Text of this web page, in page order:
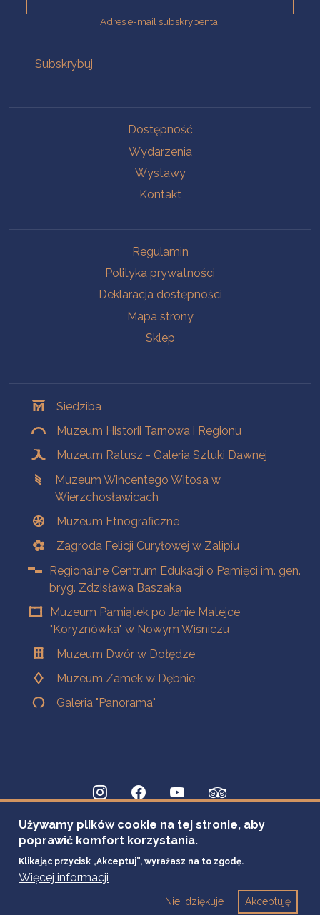
Adres e-mail subskrybenta.
Dostępność
Wydarzenia
Wystawy
Kontakt
Regulamin
Polityka prywatności
Deklaracja dostępności
Mapa strony
Sklep
Siedziba
Muzeum Historii Tarnowa i Regionu
Muzeum Ratusz - Galeria Sztuki Dawnej
Muzeum Wincentego Witosa w
Wierzchosławicach
Muzeum Etnograficzne
Zagroda Felicji Curyłowej w Zalipiu
Regionalne Centrum Edukacji o Pamięci im. gen.
bryg. Zdzisława Baszaka
Muzeum Pamiątek po Janie Matejce
"Koryznówka" w Nowym Wiśniczu
Muzeum Dwór w Dołędze
Muzeum Zamek w Dębnie
Galeria "Panorama"
Używamy plików cookie na tej stronie, aby
poprawić komfort korzystania.
Klikając przycisk „Akceptuj”, wyrażasz na to zgodę.
Więcej informacji
Akceptuję
Nie, dziękuje